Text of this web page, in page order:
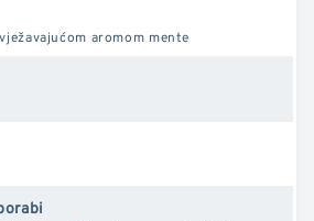
aromom mente